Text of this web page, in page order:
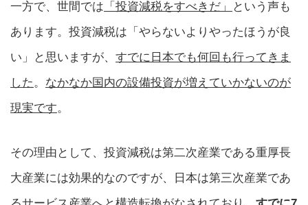
一方で、世間では 「投資減税をすべきだ」
という声も
あります。投資減税は「やらないよりやったほうが良
い」と思いますが、 すでに日本でも何回も行ってきま
した。 なかなか国内の設備投資が増えていかないのが
現実です。
その理由として、投資減税は第二次産業である重厚長
大産業には効果的なのですが、日本は第三次産業であ